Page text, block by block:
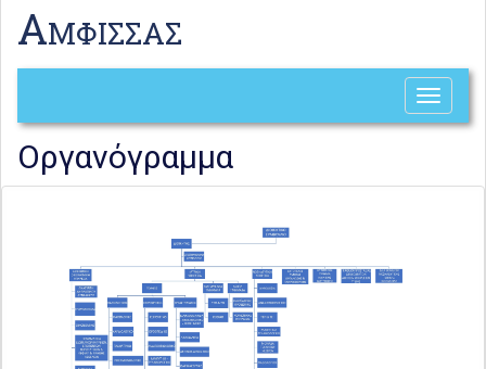
Αμφισσας
Toggle
Οργανόγραμμα